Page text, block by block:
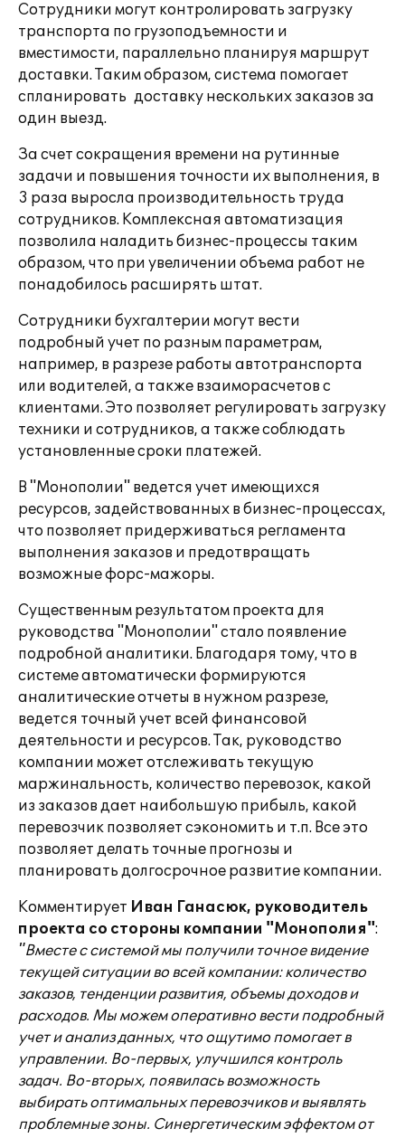
Сотрудники могут контролировать загрузку
транспорта по грузоподъемности и
вместимости, параллельно планируя маршрут
доставки. Таким образом, система помогает
спланировать доставку нескольких заказов за
один выезд.
За счет сокращения времени на рутинные
задачи и повышения точности их выполнения, в
3 раза выросла производительность труда
сотрудников. Комплексная автоматизация
позволила наладить бизнес-процессы таким
образом, что при увеличении объема работ не
понадобилось расширять штат.
Сотрудники бухгалтерии могут вести
подробный учет по разным параметрам,
например, в разрезе работы автотранспорта
или водителей, а также взаиморасчетов с
клиентами. Это позволяет регулировать загрузку
техники и сотрудников, а также соблюдать
установленные сроки платежей.
В "Монополии" ведется учет имеющихся
ресурсов, задействованных в бизнес-процессах,
что позволяет придерживаться регламента
выполнения заказов и предотвращать
возможные форс-мажоры.
Существенным результатом проекта для
руководства "Монополии" стало появление
подробной аналитики. Благодаря тому, что в
системе автоматически формируются
аналитические отчеты в нужном разрезе,
ведется точный учет всей финансовой
деятельности и ресурсов. Так, руководство
компании может отслеживать текущую
маржинальность, количество перевозок, какой
из заказов дает наибольшую прибыль, какой
перевозчик позволяет сэкономить и т.п. Все это
позволяет делать точные прогнозы и
планировать долгосрочное развитие компании.
Комментирует Иван Ганасюк, руководитель
проекта со стороны компании "Монополия":
"Вместе с системой мы получили точное видение
текущей ситуации во всей компании: количество
заказов, тенденции развития, объемы доходов и
расходов. Мы можем оперативно вести подробный
учет и анализ данных, что ощутимо помогает в
управлении. Во-первых, улучшился контроль
задач. Во-вторых, появилась возможность
выбирать оптимальных перевозчиков и выявлять
проблемные зоны. Синергетическим эффектом от